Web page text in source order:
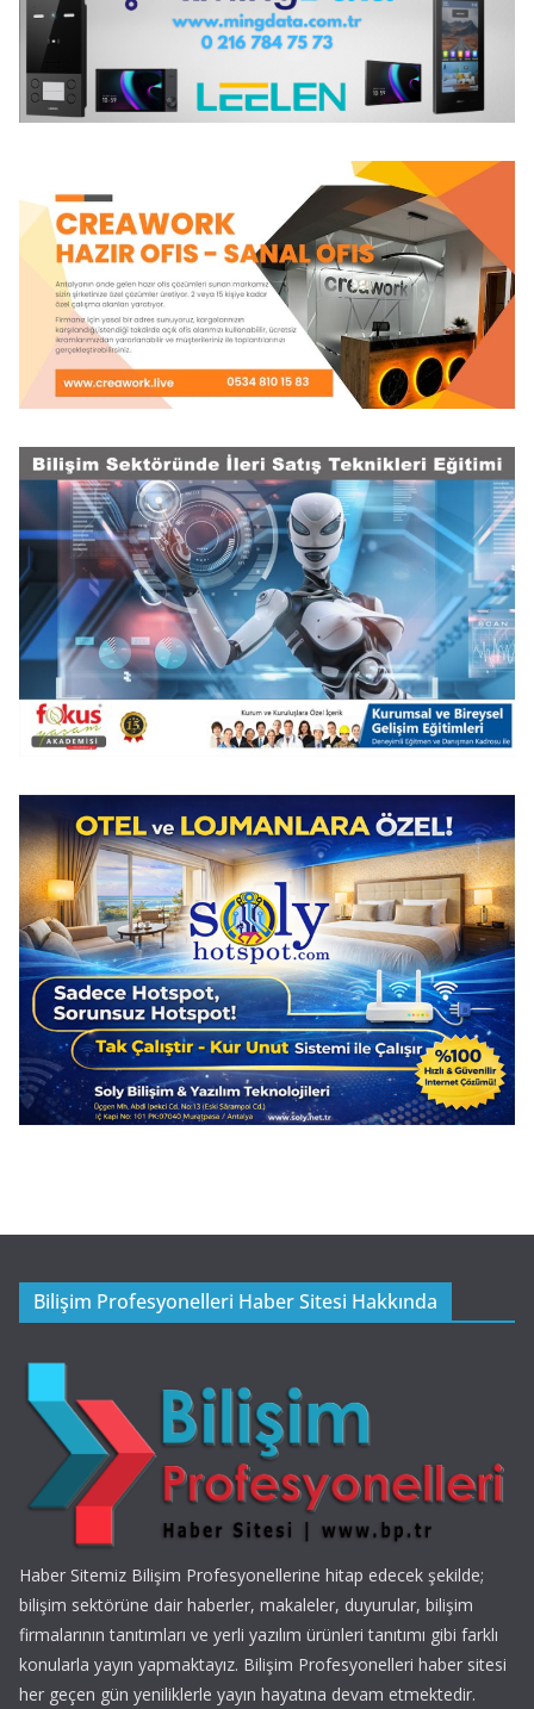
Bilişim Profesyonelleri Haber Sitesi Hakkında
Haber Sitemiz Bilişim Profesyonellerine hitap edecek şekilde;
bilişim sektörüne dair haberler, makaleler, duyurular, bilişim
firmalarının tanıtımları ve yerli yazılım ürünleri tanıtımı gibi farklı
konularla yayın yapmaktayız. Bilişim Profesyonelleri haber sitesi
her geçen gün yeniliklerle yayın hayatına devam etmektedir.